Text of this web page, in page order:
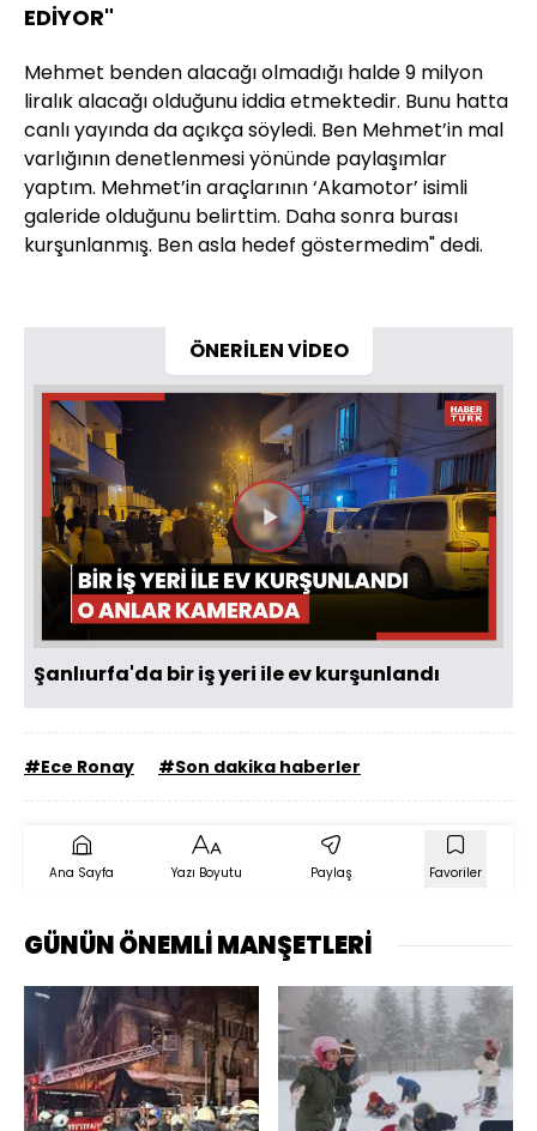
EDİYOR"
Mehmet benden alacağı olmadığı halde 9 milyon
liralık alacağı olduğunu iddia etmektedir. Bunu hatta
canlı yayında da açıkça söyledi. Ben Mehmet’in mal
varlığının denetlenmesi yönünde paylaşımlar
yaptım. Mehmet’in araçlarının ‘Akamotor’ isimli
galeride olduğunu belirttim. Daha sonra burası
kurşunlanmış. Ben asla hedef göstermedim" dedi.
ÖNERİLEN VİDEO
Videoyu
Oynat
Şanlıurfa'da bir iş yeri ile ev kurşunlandı
#Ece Ronay #Son dakika haberler
Ana Sayfa Yazı Boyutu Paylaş Favoriler
GÜNÜN ÖNEMLİ MANŞETLERİ